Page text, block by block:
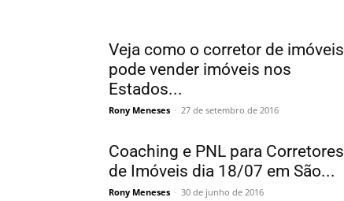
Veja como o corretor de imóveis
pode vender imóveis nos
Estados...
Rony Meneses - 27 de setembro de 2016
Coaching e PNL para Corretores
de Imóveis dia 18/07 em São...
Rony Meneses - 30 de junho de 2016